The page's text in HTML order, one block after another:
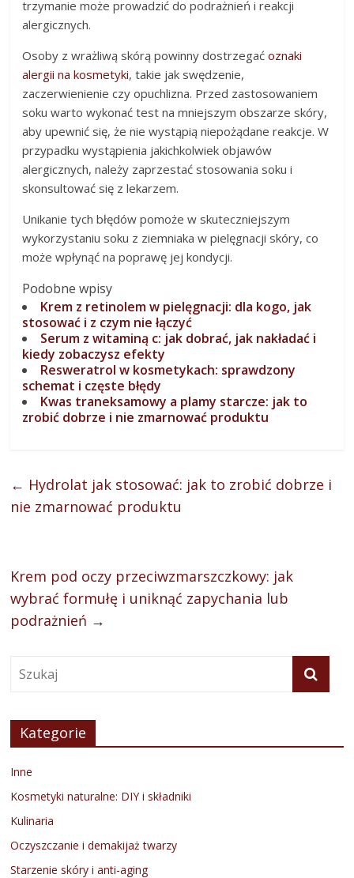
trzymanie może prowadzić do podrażnień i reakcji
alergicznych.
Osoby z wrażliwą skórą powinny dostrzegaćoznaki
alergii na kosmetyki, takie jak swędzenie,
zaczerwienienie czy opuchlizna. Przed zastosowaniem
soku warto wykonać test na mniejszym obszarze skóry,
aby upewnić się, że nie wystąpią niepożądane reakcje. W
przypadku wystąpienia jakichkolwiek objawów
alergicznych, należy zaprzestać stosowania soku i
skonsultować się z lekarzem.
Unikanie tych błędów pomoże w skuteczniejszym
wykorzystaniu soku z ziemniaka w pielęgnacji skóry, co
może wpłynąć na poprawę jej kondycji.
Podobne wpisy
Krem z retinolem w pielęgnacji: dla kogo, jak
stosować i z czym nie łączyć
Serum z witaminą c: jak dobrać, jak nakładać i
kiedy zobaczysz efekty
Resweratrol w kosmetykach: sprawdzony
schemat i częste błędy
Kwas traneksamowy a plamy starcze: jak to
zrobić dobrze i nie zmarnować produktu
← Hydrolat jak stosować: jak to zrobić dobrze i
nie zmarnować produktu
Krem pod oczy przeciwzmarszczkowy: jak
wybrać formułę i uniknąć zapychania lub
podrażnień →
Kategorie
Inne
Kosmetyki naturalne: DIY i składniki
Kulinaria
Oczyszczanie i demakijaż twarzy
Starzenie skóry i anti-aging